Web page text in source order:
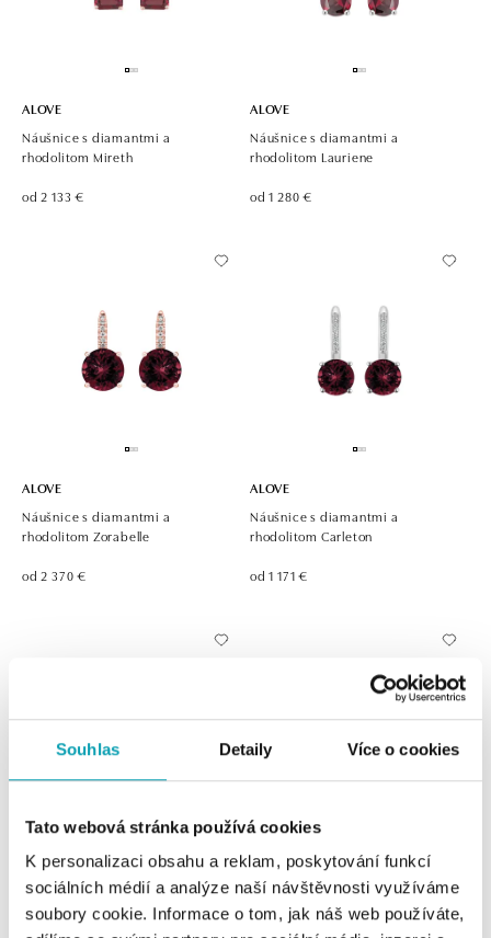
Souhlas Detaily Více o cookies
Tato webová stránka používá cookies
K personalizaci obsahu a reklam, poskytování funkcí
sociálních médií a analýze naší návštěvnosti využíváme
soubory cookie. Informace o tom, jak náš web používáte,
ALOVE
Náušnice s diamantmi a
rhodolitom Mireth
od 2 133 €
ALOVE
Náušnice s diamantmi a
rhodolitom Lauriene
od 1 280 €
ALOVE
Náušnice s diamantmi a
rhodolitom Zorabelle
od 2 370 €
ALOVE
Náušnice s diamantmi a
rhodolitom Carleton
od 1 171 €
ALOVE
Náušnice s diamantmi a
rhodolitom Niké Elegance
ALOVE
Náušnice s diamantom a
rhodolitom The Countess